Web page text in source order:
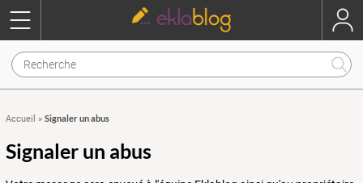
Accueil » Signaler un abus
Signaler un abus